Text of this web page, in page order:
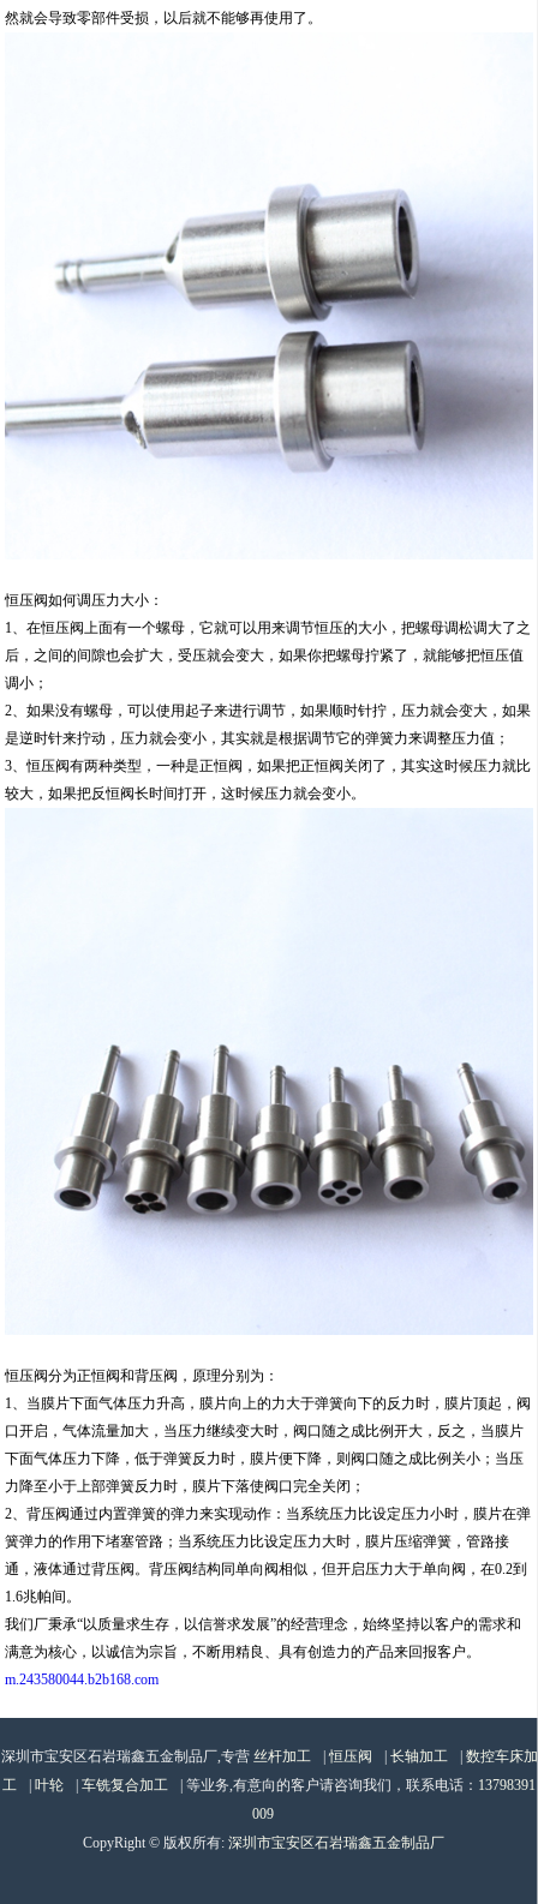
然就会导致零部件受损，以后就不能够再使用了。
恒压阀如何调压力大小：
1、在恒压阀上面有一个螺母，它就可以用来调节恒压的大小，把螺母调松调大了之
后，之间的间隙也会扩大，受压就会变大，如果你把螺母拧紧了，就能够把恒压值
调小；
2、如果没有螺母，可以使用起子来进行调节，如果顺时针拧，压力就会变大，如果
是逆时针来拧动，压力就会变小，其实就是根据调节它的弹簧力来调整压力值；
3、恒压阀有两种类型，一种是正恒阀，如果把正恒阀关闭了，其实这时候压力就比
较大，如果把反恒阀长时间打开，这时候压力就会变小。
恒压阀分为正恒阀和背压阀，原理分别为：
1、当膜片下面气体压力升高，膜片向上的力大于弹簧向下的反力时，膜片顶起，阀
口开启，气体流量加大，当压力继续变大时，阀口随之成比例开大，反之，当膜片
下面气体压力下降，低于弹簧反力时，膜片便下降，则阀口随之成比例关小；当压
力降至小于上部弹簧反力时，膜片下落使阀口完全关闭；
2、背压阀通过内置弹簧的弹力来实现动作：当系统压力比设定压力小时，膜片在弹
簧弹力的作用下堵塞管路；当系统压力比设定压力大时，膜片压缩弹簧，管路接
通，液体通过背压阀。背压阀结构同单向阀相似，但开启压力大于单向阀，在0.2到
1.6兆帕间。
我们厂秉承“以质量求生存，以信誉求发展”的经营理念，始终坚持以客户的需求和
满意为核心，以诚信为宗旨，不断用精良、具有创造力的产品来回报客户。
m.243580044.b2b168.com
深圳市宝安区石岩瑞鑫五金制品厂,专营 丝杆加工 |恒压阀 长轴加工
数控车床加
工
叶轮 车铣复合加工 | 等业务,有意向的客户请咨询我们，联系电话： 13798391
009
CopyRight © 版权所有: 深圳市宝安区石岩瑞鑫五金制品厂